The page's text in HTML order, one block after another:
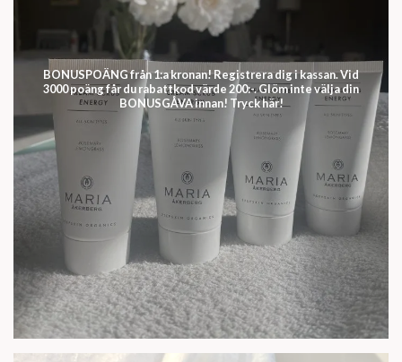
BONUSPOÄNG från 1:a kronan! Registrera dig i kassan. Vid
3000 poäng får du rabattkod värde 200:-. Glöm inte välja din
BONUSGÅVA innan! Tryck här!